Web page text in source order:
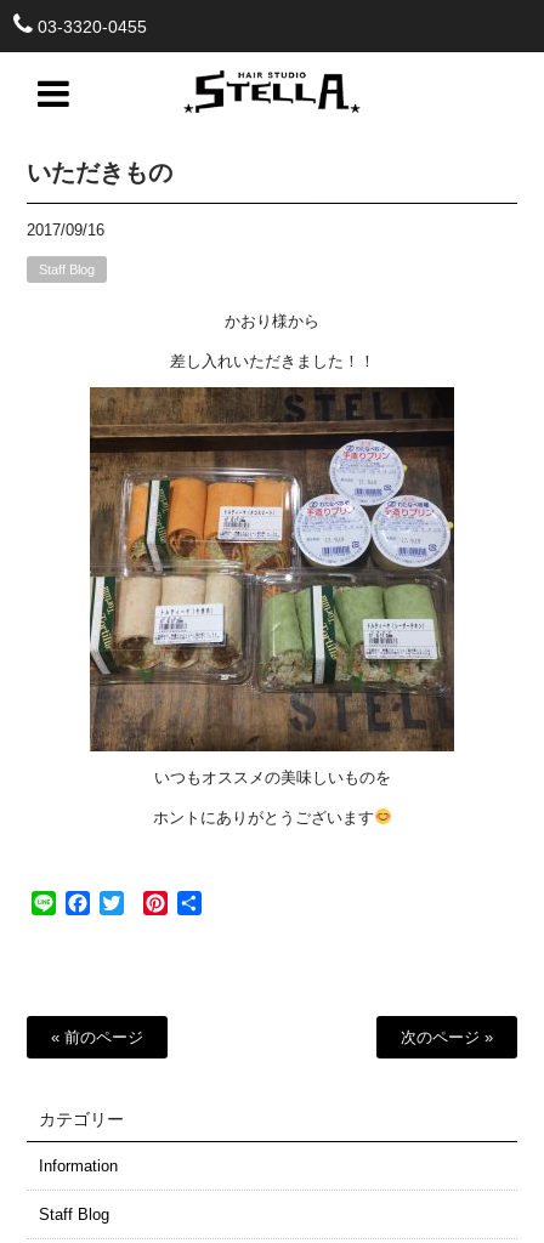
03-3320-0455
いただきもの
2017/09/16
Staff Blog
かおり様から
差し入れいただきました！！
いつもオススメの美味しいものを
ホントにありがとうございます
Line Facebook
Twitter Pinterest
« 前のページ 次のページ »
カテゴリー
Information
Staff Blog